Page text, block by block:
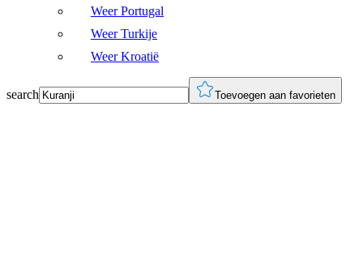
Weer Portugal
Weer Turkije
Weer Kroatië
search Toevoegen aan favorieten